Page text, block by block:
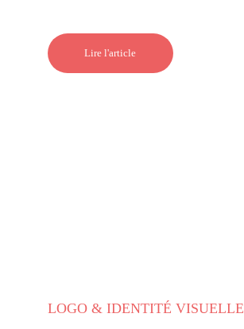
LOGO & IDENTITÉ VISUELLE
Lire l'article